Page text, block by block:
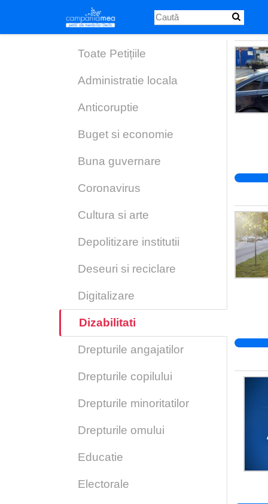
main
Toate Petițiile
Administratie locala
Anticoruptie
Buget si economie
Buna guvernare
Coronavirus
Cultura si arte
Depolitizare institutii
Deseuri si reciclare
Digitalizare
Dizabilitati
Drepturile angajatilor
Drepturile copilului
Drepturile minoritatilor
Drepturile omului
Educatie
Electorale